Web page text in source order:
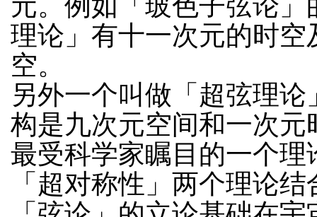
理论」有十一次元的时
空。
另外一个叫做「超弦理
构是九次元空间和一次
最受科学家瞩目的一个
「超对称性」两个理论